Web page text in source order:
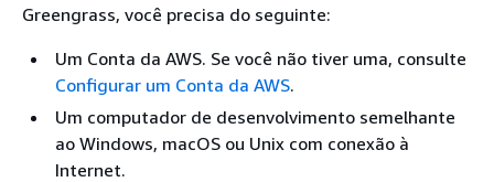
Greengrass, você precisa do seguinte:
Um Conta da AWS. Se você não tiver uma, consulte
Configurar um Conta da AWS.
Um computador de desenvolvimento semelhante
ao Windows, macOS ou Unix com conexão à
Internet.